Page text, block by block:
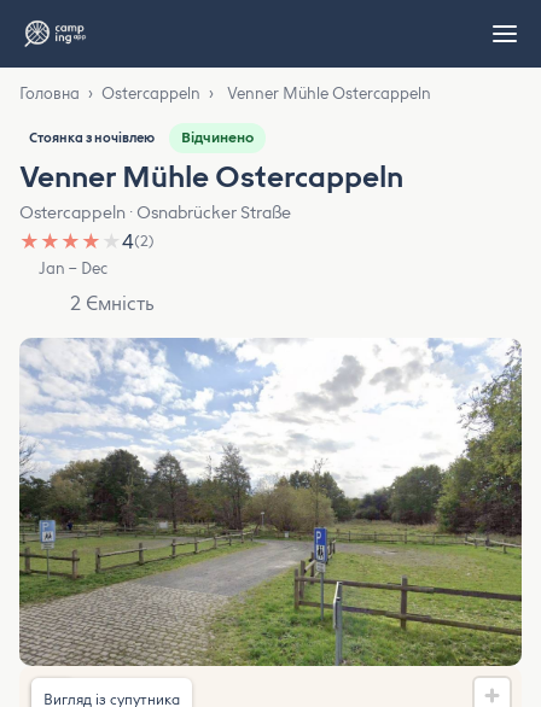
Головна › Ostercappeln › Venner Mühle Ostercappeln
Стоянка з ночівлею Відчинено
Venner Mühle Ostercappeln
Ostercappeln · Osnabrücker Straße
★ ★ ★ ★ ★4(2)
Jan – Dec
2 Ємність
Вигляд із супутника